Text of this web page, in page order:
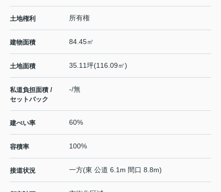
土地権利 所有権
建物面積 84.45㎡
土地面積 35.11坪(116.09㎡)
私道負担面積 /
セットバック
-/無
建ぺい率 60%
容積率 100%
接道状況 一方(東 公道 6.1m 間口 8.8m)